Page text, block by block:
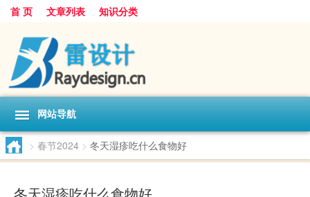
首 页 文章列表 知识分类
网站导航
> 春节2024 > 冬天湿疹吃什么食物好